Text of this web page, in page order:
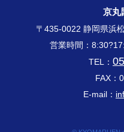
京丸
〒435-0022 静岡県浜
営業時間：
TEL：
FAX：
E-mail：